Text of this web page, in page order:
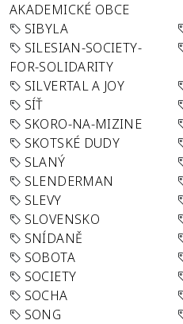
AKADEMICKÉ OBCE
SIBYLA
SILESIAN-SOCIETY-
FOR-SOLIDARITY
SILVERTAL A JOY
SÍŤ
SKORO-NA-MIZINE
SKOTSKÉ DUDY
SLANÝ
SLENDERMAN
SLEVY
SLOVENSKO
SNÍDANĚ
SOBOTA
SOCIETY
SOCHA
SONG